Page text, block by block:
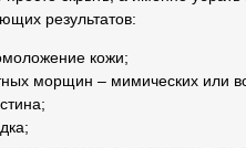
результатов:
кожи;
морщин – мимических или